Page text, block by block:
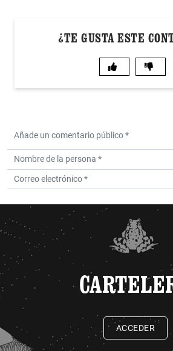
¿TE GUSTA ESTE
ACCEDER